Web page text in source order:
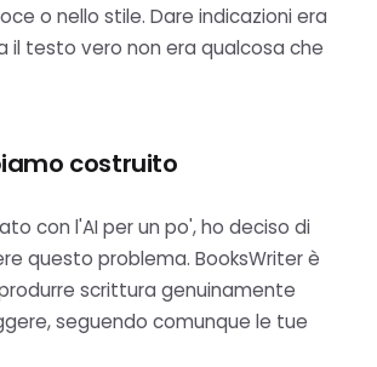
o nello stile. Dare indicazioni era
il testo vero non era qualcosa che
costruito
con l'AI per un po', ho deciso di
questo problema. BooksWriter è
scrittura genuinamente
seguendo comunque le tue